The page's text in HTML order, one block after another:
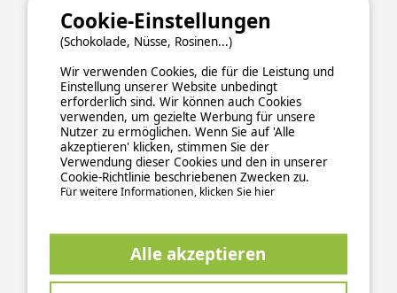
ALLGEMEINE NUTZUNGSBEDINGUNGEN
DATENSCHUTZERKLÄRUNGCOOKIESIMPRESSUM
Sichere und zuverlässige Zahlungsabwicklung
Cookie-Einstellungen
(Schokolade, Nüsse, Rosinen...)
Wir verwenden Cookies, die für die Leistung und
Einstellung unserer Website unbedingt
erforderlich sind. Wir können auch Cookies
verwenden, um gezielte Werbung für unsere
Nutzer zu ermöglichen. Wenn Sie auf 'Alle
akzeptieren' klicken, stimmen Sie der
Verwendung dieser Cookies und den in unserer
Cookie-Richtlinie beschriebenen Zwecken zu.
Für weitere Informationen, klicken Sie hier
Alle akzeptieren